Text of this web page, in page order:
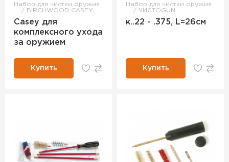
Набор для чистки оружия
BIRCHWOOD CASEY
Casey для
комплексного ухода
за оружием
Купить
Набор для чистки оружия
ЧИСТОGUN
к..22 - .375, L=26см
Купить